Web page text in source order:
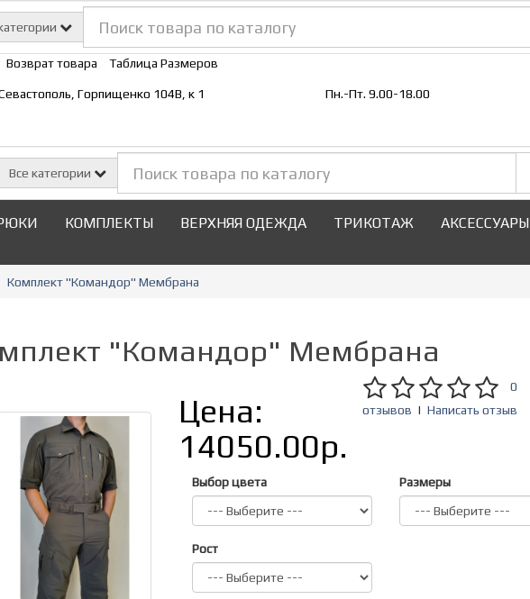
Возврат товара Таблица Размеров
Горпищенко 104В, к 1 Пн.-Пт. 9.00-18.00
Все категории
КОМПЛЕКТЫ ВЕРХНЯЯ ОДЕЖДА ТРИКОТАЖ АКСЕССУАРЫ
Комплект "Командор" Мембрана
"Командор" Мембрана
Цена:
14050.00р.
0
отзывов |Написать отзыв
Выбор цвета Размеры
Рост